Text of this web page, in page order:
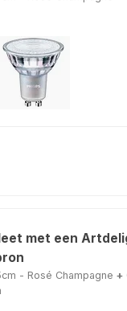
met een
- Rosé Champagne +